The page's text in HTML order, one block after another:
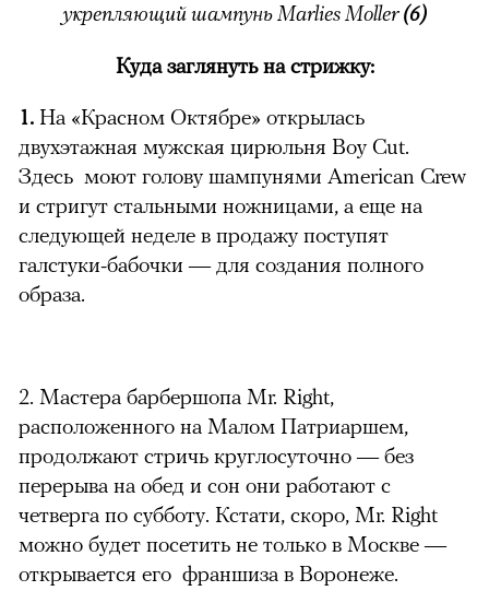
укрепляющий шампунь Marlies Moller(6)
Куда заглянуть на стрижку:
1. На «Красном Октябре» открылась
двухэтажная мужская цирюльня Boy Cut.
Здесь моют голову шампунями American Crew
и стригут стальными ножницами, а еще на
следующей неделе в продажу поступят
галстуки-бабочки — для создания полного
образа.
2. Мастера барбершопа Mr. Right,
расположенного на Малом Патриаршем,
продолжают стричь круглосуточно — без
перерыва на обед и сон они работают с
четверга по субботу. Кстати, скоро, Mr. Right
можно будет посетить не только в Москве —
открывается его франшиза в Воронеже.